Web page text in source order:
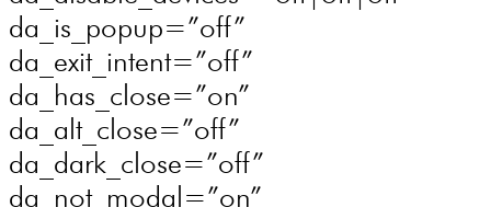
da_is_popup=”off”
da_exit_intent=”off”
da_has_close=”on”
da_alt_close=”off”
da_dark_close=”off”
da_not_modal=”on”